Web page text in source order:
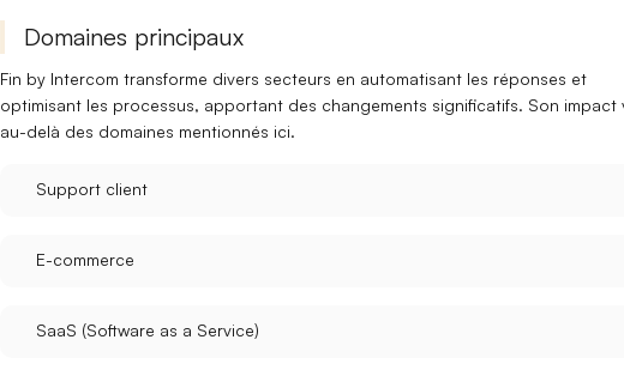
Domaines principaux
Fin by Intercom transforme divers secteurs en automatisant les réponses et
optimisant les processus, apportant des changements significatifs. Son impact
au-delà des domaines mentionnés ici.
Support client
E-commerce
SaaS (Software as a Service)